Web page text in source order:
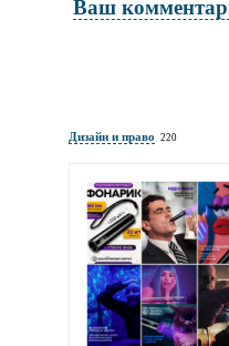
Ваш
Дизайн и право 220